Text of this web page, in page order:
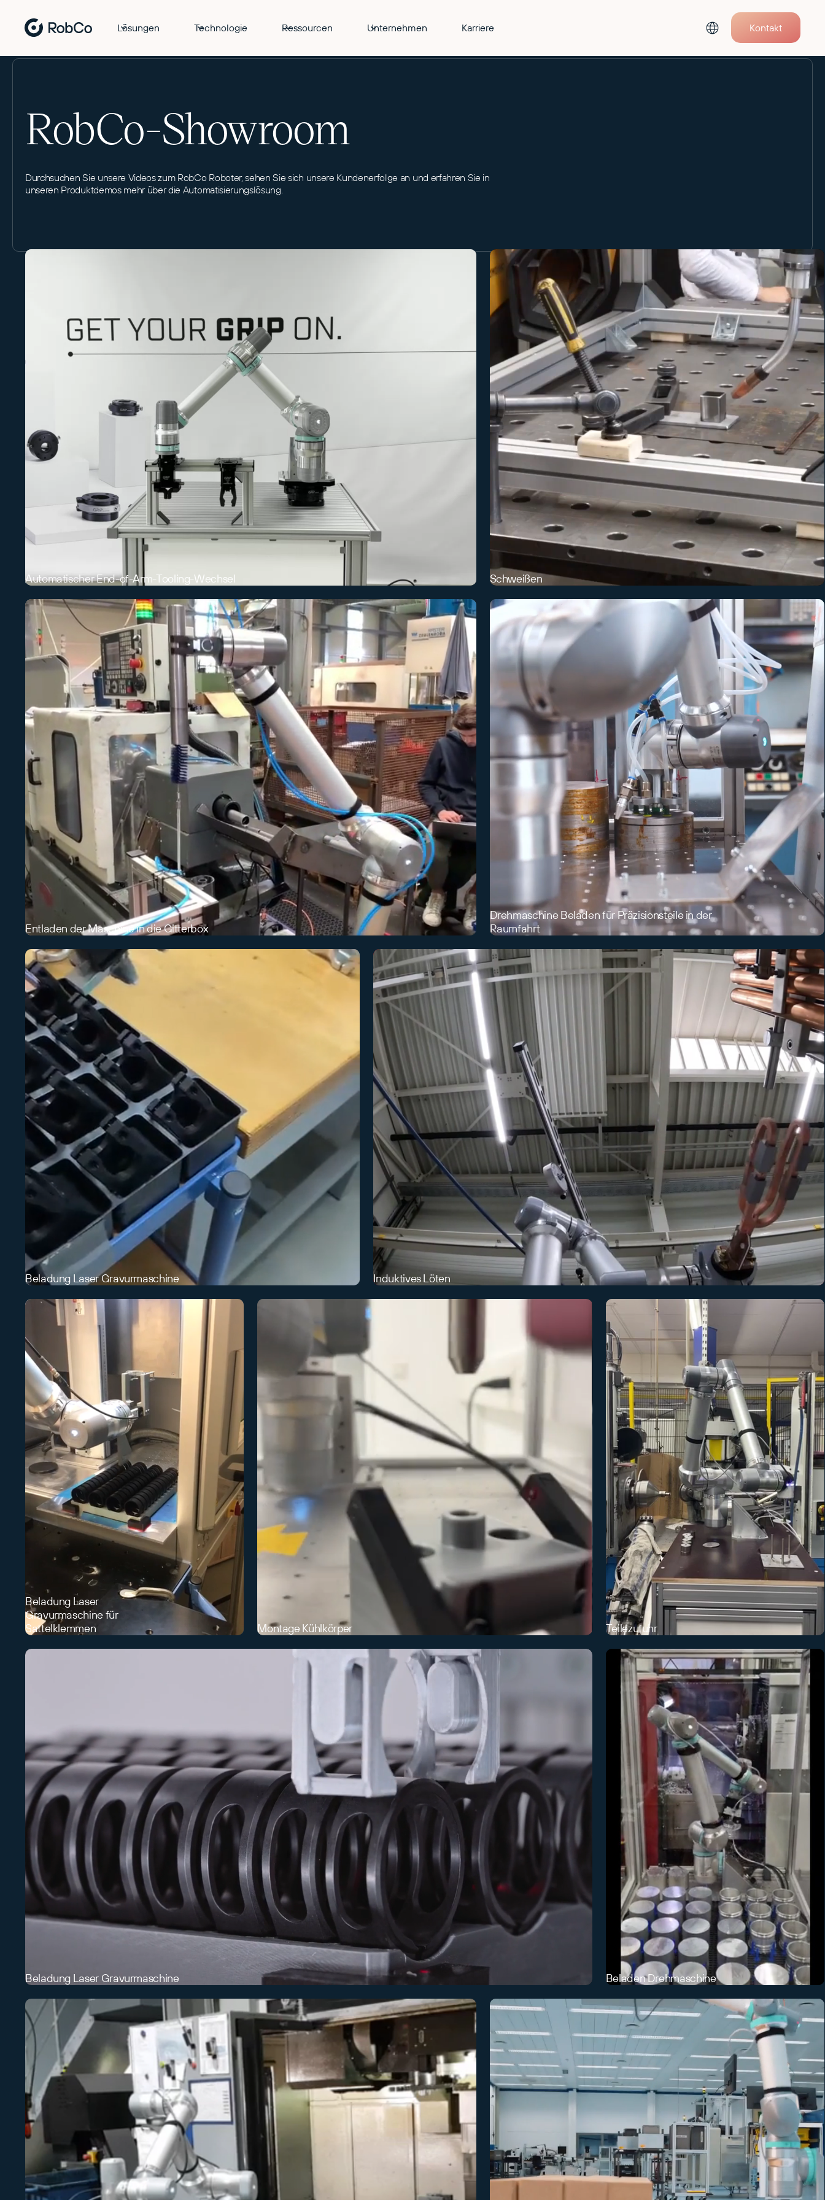
Lösungen Technologie Ressourcen Unternehmen Karriere Kontakt
RobCo-Showroom
Durchsuchen Sie unsere Videos zum RobCo Roboter, sehen Sie sich unsere Kundenerfolge an und erfahren Sie in
unseren Produktdemos mehr über die Automatisierungslösung.
Automatischer End-of-Arm-Tooling-Wechsel Schweißen
Entladen der Maschine in die Gitterbox
Drehmaschine Beladen für Präzisionsteile in der
Raumfahrt
Beladung Laser Gravurmaschine Induktives Löten
Beladung Laser
Gravurmaschine für
Sattelklemmen
Montage Kühlkörper Teilezufuhr
Beladung Laser Gravurmaschine Beladen Drehmaschine